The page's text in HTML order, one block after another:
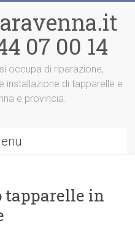
07 00 14
occupa di riparazione,
installazione di tapparelle e
e provincia.
tapparelle in